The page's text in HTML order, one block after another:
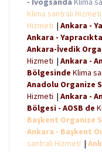
Klima santrali Hizmeti
Hizmeti | Ankara -
Ankara - Yapracıkta
Ankara-İvedik
Hizmeti | Ankara -
Bölgesinde Klima
Anadolu Organize
Hizmeti | Ankara -
Bölgesi - AOSB de
Başkent Organize
Ankara - Başkent
santrali Hizmeti |